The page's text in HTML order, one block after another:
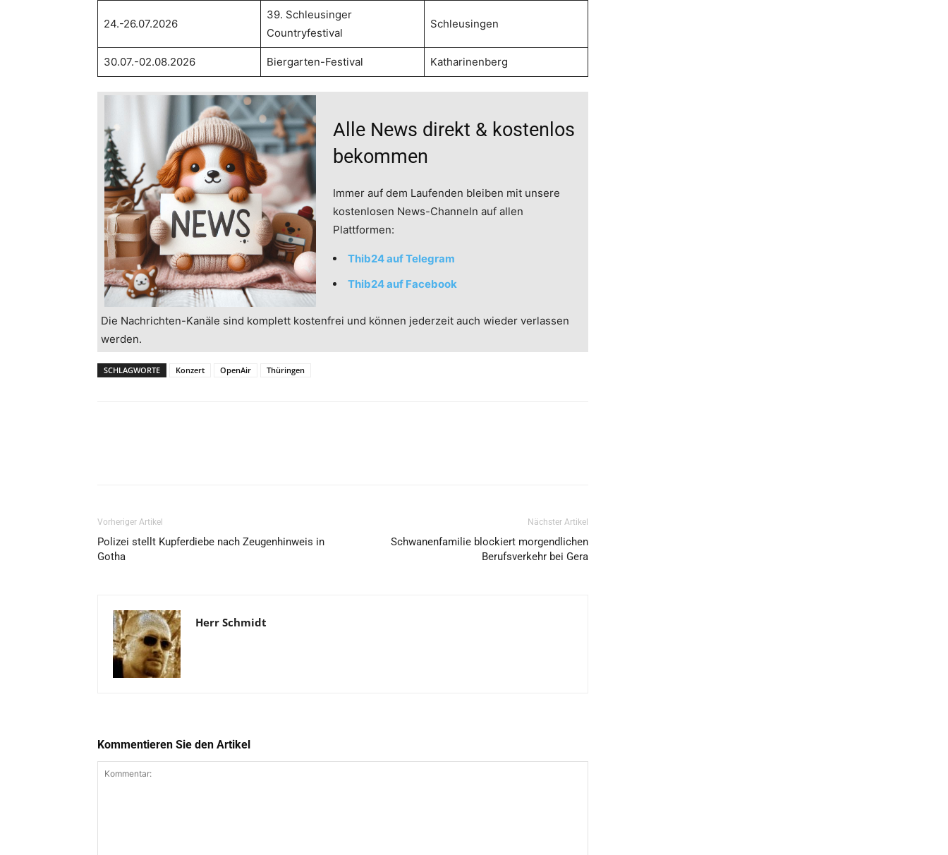
24.-26.07.2026
39. Schleusinger
Countryfestival
Schleusingen
30.07.-02.08.2026 Biergarten-Festival Katharinenberg
Alle News direkt & kostenlos
bekommen
Immer auf dem Laufenden bleiben mit unsere
kostenlosen News-Channeln auf allen
Plattformen:
Thib24 auf Telegram
Thib24 auf Facebook
Die Nachrichten-Kanäle sind komplett kostenfrei und können jederzeit auch wieder verlassen
werden.
SCHLAGWORTE Konzert OpenAir Thüringen
Vorheriger Artikel
Polizei stellt Kupferdiebe nach Zeugenhinweis in
Gotha
Nächster Artikel
Schwanenfamilie blockiert morgendlichen
Berufsverkehr bei Gera
Herr Schmidt
Kommentieren Sie den Artikel